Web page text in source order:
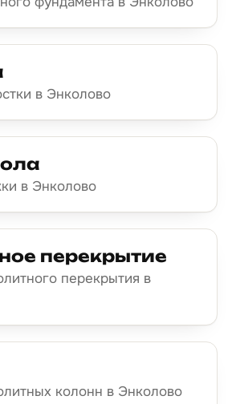
в Энколово
в Энколово
перекрытие
перекрытия в
колонн в Энколово